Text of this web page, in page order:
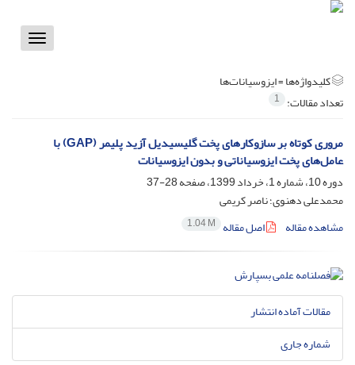
Toggle
کلیدواژه‌ها =ایزوسیانات‌ها
تعداد مقالات: 1
مروری کوتاه بر سازوکار‌های پخت گلیسیدیل آزید پلیمر (GAP) با
عامل‌های پخت ایزوسیاناتی و بدون ایزوسیانات
دوره 10، شماره 1، خرداد 1399، صفحه
28-37
محمدعلی دهنوی؛ ناصر کریمی
مشاهده مقاله
اصل مقاله 1.04 M
مقالات آماده انتشار
شماره جاری